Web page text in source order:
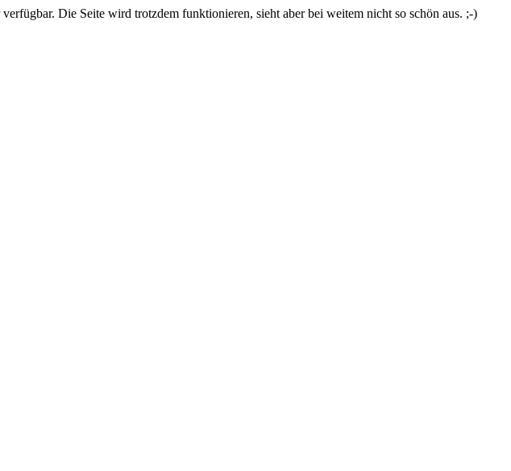
Die Seite wird trotzdem funktionieren, sieht aber bei weitem nicht so schön aus. ;-)